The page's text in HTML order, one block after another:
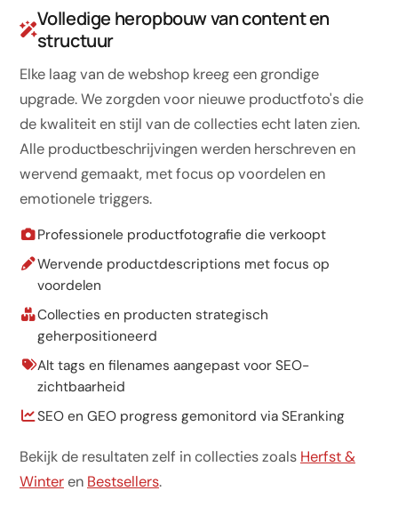
Volledige heropbouw van content en
structuur
Elke laag van de webshop kreeg een grondige
upgrade. We zorgden voor nieuwe productfoto's die
de kwaliteit en stijl van de collecties echt laten zien.
Alle productbeschrijvingen werden herschreven en
wervend gemaakt, met focus op voordelen en
emotionele triggers.
Professionele productfotografie die verkoopt
Wervende productdescriptions met focus op
voordelen
Collecties en producten strategisch
geherpositioneerd
Alt tags en filenames aangepast voor SEO-
zichtbaarheid
SEO en GEO progress gemonitord via SEranking
Bekijk de resultaten zelf in collecties zoals Herfst &
Winteren Bestsellers.